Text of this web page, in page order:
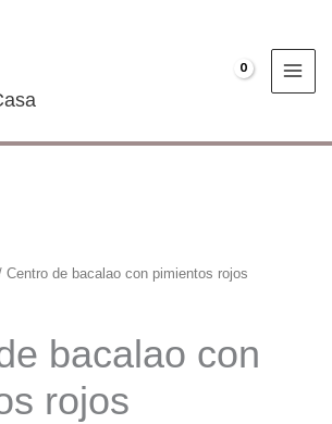
Centro de bacalao con pimientos rojos
bacalao con
rojos